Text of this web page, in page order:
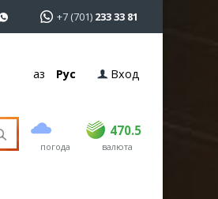
+7 (701) 233 33 81
Қаз Рус Вход
погода
470.5
USD 469 470.5
EUR валюта